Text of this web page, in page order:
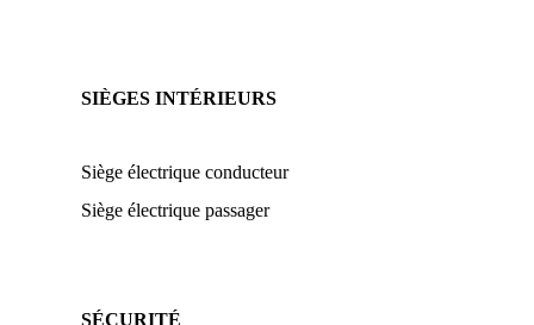
SIÈGES INTÉRIEURS
Siège électrique conducteur
Siège électrique passager
SÉCURITÉ